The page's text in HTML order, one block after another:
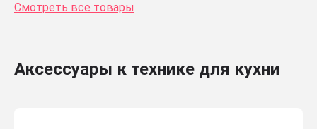
Смотреть все товары
Аксессуары к технике для кухни